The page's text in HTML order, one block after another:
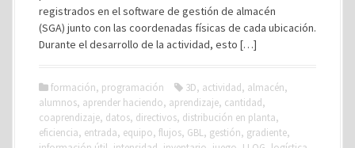
registrados en el software de gestión de almacén
(SGA) junto con las coordenadas físicas de cada ubicación.
Durante el desarrollo de la actividad, esto […]
formación, programación 3D, actividad, almacén,
alumnos, aprender haciendo, aprendizaje, cantidad,
coaprendizaje, datos, directivos, distribución en planta,
eficiencia, entrada, equipo, flujos, GBL, gestión, gradiente,